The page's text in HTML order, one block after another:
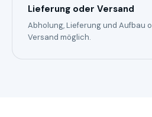
Lieferung oder Versand
Abholung, Lieferung und Aufbau
Versand möglich.